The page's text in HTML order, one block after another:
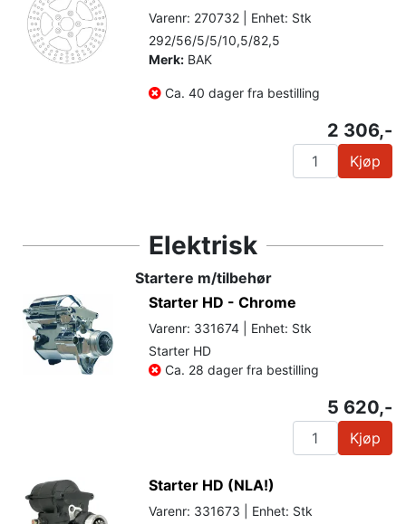
Varenr: 270732 | Enhet: Stk
292/56/5/5/10,5/82,5
Merk: BAK
Ca. 40 dager fra bestilling
2 306,-
Kjøp
Elektrisk
Startere m/tilbehør
Starter HD - Chrome
Varenr: 331674 | Enhet: Stk
Starter HD
Ca. 28 dager fra bestilling
5 620,-
Kjøp
Starter HD (NLA!)
Varenr: 331673 | Enhet: Stk